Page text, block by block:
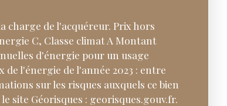
charge de l'acquéreur. Prix hors
C, Classe climat A Montant
d'énergie pour un usage
l'énergie de l'année 2023 : entre
sur les risques auxquels ce bien
site Géorisques : georisques.gouv.fr.